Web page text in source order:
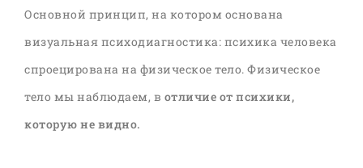
Основной принцип, на котором основана
визуальная психодиагностика: психика человека
спроецирована на физическое тело. Физическое
тело мы наблюдаем, в отличие от психики,
которую не видно.